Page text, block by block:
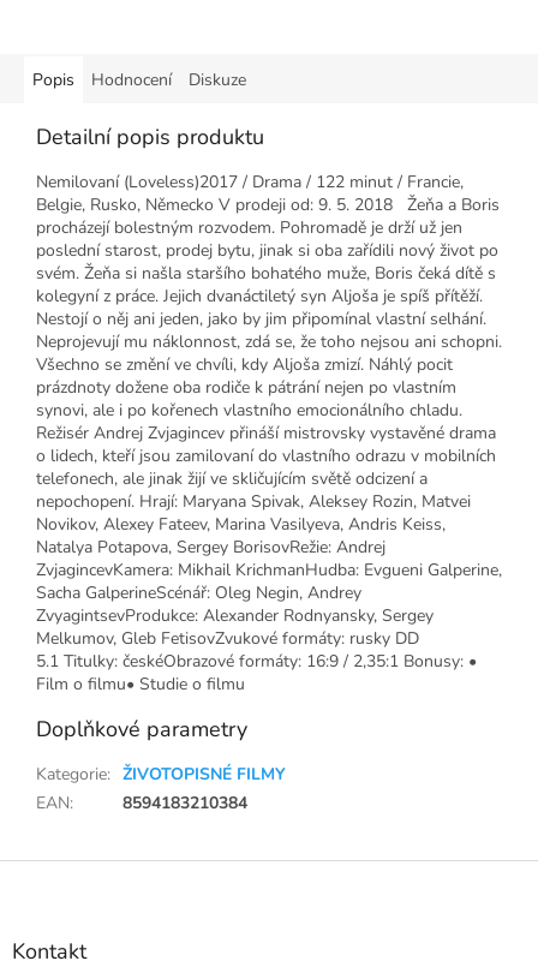
Popis Hodnocení Diskuze
Detailní popis produktu
Nemilovaní (Loveless)2017 / Drama / 122 minut / Francie,
Belgie, Rusko, Německo V prodeji od: 9. 5. 2018 Žeňa a Boris
procházejí bolestným rozvodem. Pohromadě je drží už jen
poslední starost, prodej bytu, jinak si oba zařídili nový život po
svém. Žeňa si našla staršího bohatého muže, Boris čeká dítě s
kolegyní z práce. Jejich dvanáctiletý syn Aljoša je spíš přítěží.
Nestojí o něj ani jeden, jako by jim připomínal vlastní selhání.
Neprojevují mu náklonnost, zdá se, že toho nejsou ani schopni.
Všechno se změní ve chvíli, kdy Aljoša zmizí. Náhlý pocit
prázdnoty dožene oba rodiče k pátrání nejen po vlastním
synovi, ale i po kořenech vlastního emocionálního chladu.
Režisér Andrej Zvjagincev přináší mistrovsky vystavěné drama
o lidech, kteří jsou zamilovaní do vlastního odrazu v mobilních
telefonech, ale jinak žijí ve skličujícím světě odcizení a
nepochopení. Hrají: Maryana Spivak, Aleksey Rozin, Matvei
Novikov, Alexey Fateev, Marina Vasilyeva, Andris Keiss,
Natalya Potapova, Sergey BorisovRežie: Andrej
ZvjagincevKamera: Mikhail KrichmanHudba: Evgueni Galperine,
Sacha GalperineScénář: Oleg Negin, Andrey
ZvyagintsevProdukce: Alexander Rodnyansky, Sergey
Melkumov, Gleb FetisovZvukové formáty: rusky DD
5.1 Titulky: českéObrazové formáty: 16:9 / 2,35:1 Bonusy: •
Film o filmu• Studie o filmu
Doplňkové parametry
Kategorie: ŽIVOTOPISNÉ FILMY
EAN: 8594183210384
Z
Kontakt